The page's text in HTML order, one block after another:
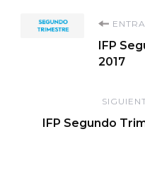
IFP
2017
IFP Segundo